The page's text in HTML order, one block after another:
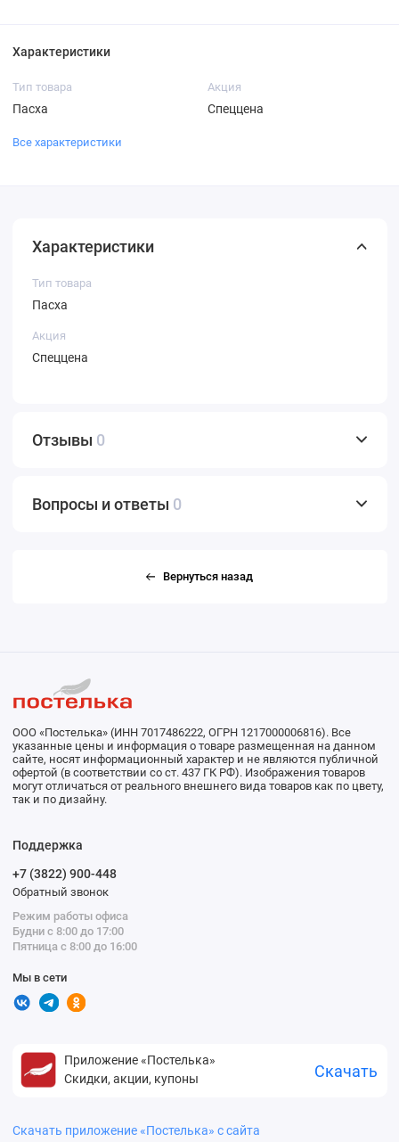
Характеристики
Тип товара
Пасха
Акция
Спеццена
Все характеристики
Характеристики
Тип товара
Пасха
Акция
Спеццена
Отзывы 0
Вопросы и ответы 0
Вернуться назад
ООО «Постелька» (ИНН 7017486222, ОГРН 1217000006816). Все
указанные цены и информация о товаре размещенная на данном
сайте, носят информационный характер и не являются публичной
офертой (в соответствии со ст. 437 ГК РФ). Изображения товаров
могут отличаться от реального внешнего вида товаров как по цвету,
так и по дизайну.
Поддержка
+7 (3822) 900-448
Обратный звонок
Режим работы офиса
Будни с 8:00 до 17:00
Пятница с 8:00 до 16:00
Мы в сети
Приложение «Постелька»
Скидки, акции, купоны
Скачать
Скачать приложение «Постелька» с сайта